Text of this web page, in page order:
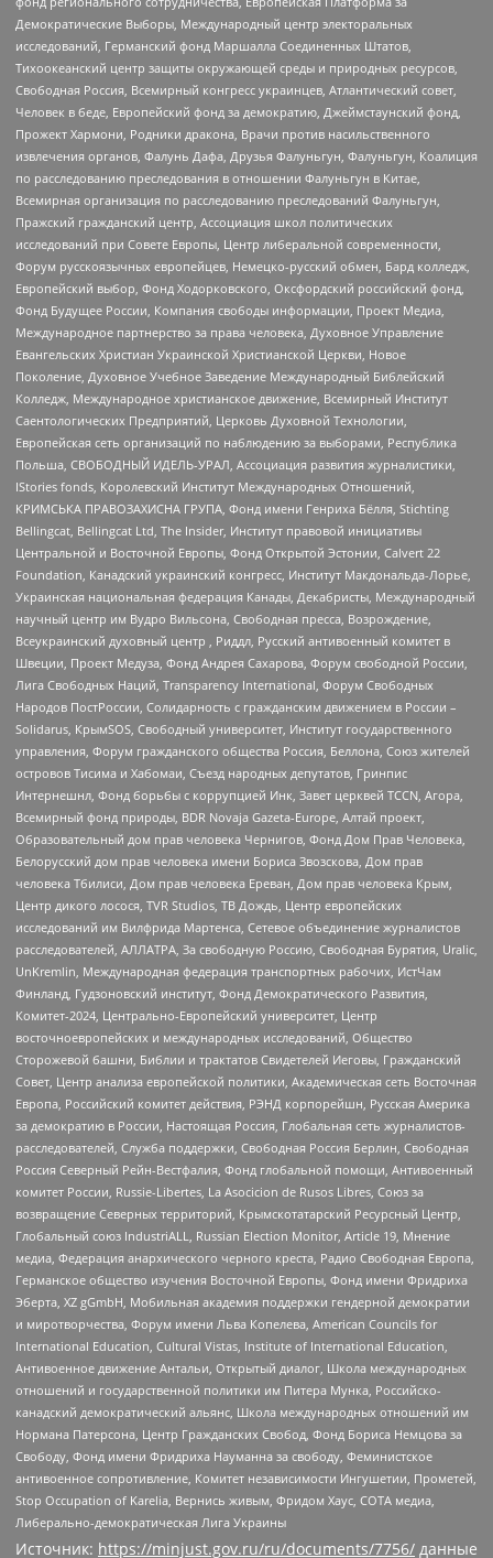
Демократические Выборы, Международный центр электоральных
исследований, Германский фонд Маршалла Соединенных Штатов,
Тихоокеанский центр защиты окружающей среды и природных ресурсов,
Свободная Россия, Всемирный конгресс украинцев, Атлантический совет,
Человек в беде, Европейский фонд за демократию, Джеймстаунский фонд,
Прожект Хармони, Родники дракона, Врачи против насильственного
извлечения органов, Фалунь Дафа, Друзья Фалуньгун, Фалуньгун, Коалиция
по расследованию преследования в отношении Фалуньгун в Китае,
Всемирная организация по расследованию преследований Фалуньгун,
Пражский гражданский центр, Ассоциация школ политических
исследований при Совете Европы, Центр либеральной современности,
Форум русскоязычных европейцев, Немецко-русский обмен, Бард колледж,
Европейский выбор, Фонд Ходорковского, Оксфордский российский фонд,
Фонд Будущее России, Компания свободы информации, Проект Медиа,
Международное партнерство за права человека, Духовное Управление
Евангельских Христиан Украинской Христианской Церкви, Новое
Поколение, Духовное Учебное Заведение Международный Библейский
Колледж, Международное христианское движение, Всемирный Институт
Саентологических Предприятий, Церковь Духовной Технологии,
Европейская сеть организаций по наблюдению за выборами, Республика
Польша, СВОБОДНЫЙ ИДЕЛЬ-УРАЛ, Ассоциация развития журналистики,
IStories fonds, Королевский Институт Международных Отношений,
КРИМСЬКА ПРАВОЗАХИСНА ГРУПА, Фонд имени Генриха Бёлля, Stichting
Bellingcat, Bellingcat Ltd, The Insider, Институт правовой инициативы
Центральной и Восточной Европы, Фонд Открытой Эстонии, Calvert 22
Foundation, Канадский украинский конгресс, Институт Макдональда-Лорье,
Украинская национальная федерация Канады, Декабристы, Международный
научный центр им Вудро Вильсона, Свободная пресса, Возрождение,
Всеукраинский духовный центр , Риддл, Русский антивоенный комитет в
Швеции, Проект Медуза, Фонд Андрея Сахарова, Форум свободной России,
Лига Свободных Наций, Transparеncy International, Форум Свободных
Народов ПостРоссии, Солидарность с гражданским движением в России –
Solidarus, КрымSOS, Свободный университет, Институт государственного
управления, Форум гражданского общества Россия, Беллона, Союз жителей
островов Тисима и Хабомаи, Съезд народных депутатов, Гринпис
Интернешнл, Фонд борьбы с коррупцией Инк, Завет церквей TCCN, Агора,
Всемирный фонд природы, BDR Novaja Gazeta-Europe, Алтай проект,
Образовательный дом прав человека Чернигов, Фонд Дом Прав Человека,
Белорусский дом прав человека имени Бориса Звозскова, Дом прав
человека Тбилиси, Дом прав человека Ереван, Дом прав человека Крым,
Центр дикого лосося, TVR Studios, ТВ Дождь, Центр европейских
исследований им Вилфрида Мартенса, Сетевое объединение журналистов
расследователей, АЛЛАТРА, За свободную Россию, Свободная Бурятия, Uralic,
UnKremlin, Международная федерация транспортных рабочих, ИстЧам
Финланд, Гудзоновский институт, Фонд Демократического Развития,
Комитет-2024, Центрально-Европейский университет, Центр
восточноевропейских и международных исследований, Общество
Сторожевой башни, Библии и трактатов Свидетелей Иеговы, Гражданский
Совет, Центр анализа европейской политики, Академическая сеть Восточная
Европа, Российский комитет действия, РЭНД корпорейшн, Русская Америка
за демократию в России, Настоящая Россия, Глобальная сеть журналистов-
расследователей, Служба поддержки, Свободная Россия Берлин, Свободная
Россия Северный Рейн-Вестфалия, Фонд глобальной помощи, Антивоенный
комитет России, Russie-Libertes, La Asocicion de Rusos Libres, Союз за
возвращение Северных территорий, Крымскотатарский Ресурсный Центр,
Глобальный союз IndustriALL, Russian Election Monitor, Article 19, Мнение
медиа, Федерация анархического черного креста, Радио Свободная Европа,
Германское общество изучения Восточной Европы, Фонд имени Фридриха
Эберта, XZ gGmbH, Мобильная академия поддержки гендерной демократии
и миротворчества, Форум имени Льва Копелева, American Councils for
International Education, Cultural Vistas, Institute of International Education,
Антивоенное движение Антальи, Открытый диалог, Школа международных
отношений и государственной политики им Питера Мунка, Российско-
канадский демократический альянс, Школа международных отношений им
Нормана Патерсона, Центр Гражданских Свобод, Фонд Бориса Немцова за
Свободу, Фонд имени Фридриха Науманна за свободу, Феминистское
антивоенное сопротивление, Комитет независимости Ингушетии, Прометей,
Stop Occupation of Karelia, Вернись живым, Фридом Хаус, СОТА медиа,
Либерально-демократическая Лига Украины
Источник: https://minjust.gov.ru/ru/documents/7756/ данные